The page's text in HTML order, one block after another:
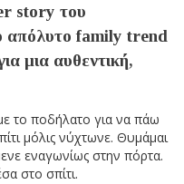
story του
απόλυτο family trend
μια αυθεντική,
το ποδήλατο για να πάω
μόλις νύχτωνε. Θυμάμαι
εναγωνίως στην πόρτα.
στο σπίτι.